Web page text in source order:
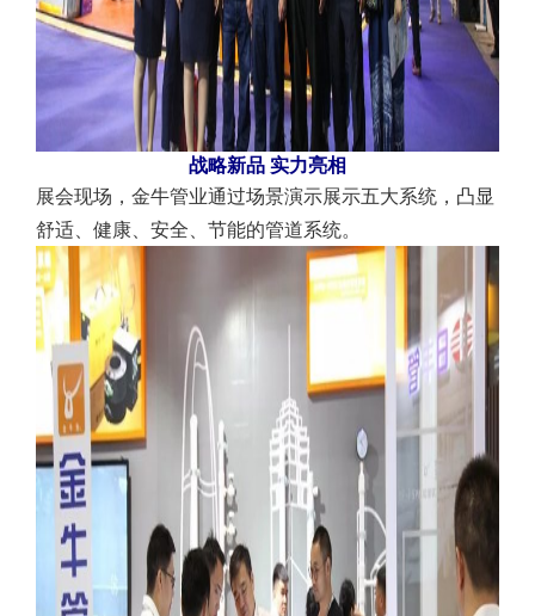
战略新品 实力亮相
展会现场，金牛管业通过场景演示展示五大系统，凸显
舒适、健康、安全、节能的管道系统。